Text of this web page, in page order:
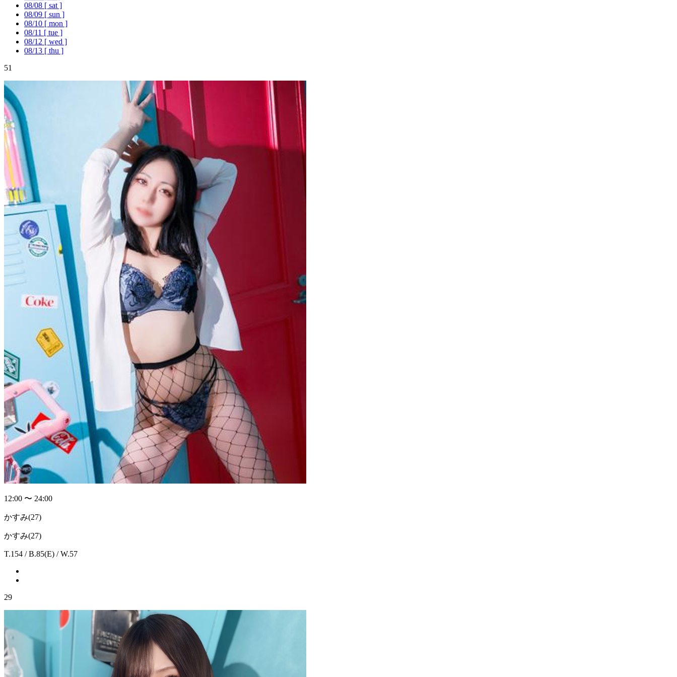
08/08 [ sat ]
08/09 [ sun ]
08/10 [ mon ]
08/11 [ tue ]
08/12 [ wed ]
08/13 [ thu ]
51
12:00 〜 24:00
かすみ(27)
かすみ(27)
T.154 / B.85(E) / W.57
29